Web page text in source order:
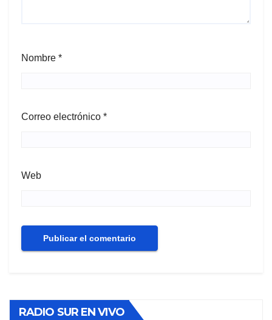
Nombre *
Correo electrónico *
Web
RADIO SUR EN VIVO